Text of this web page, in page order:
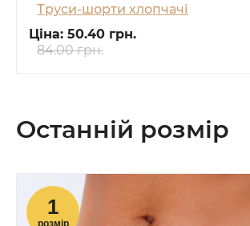
Труси-шорти хлопчачі
Ціна: 50.40 грн.
84.00 грн.
Останній розмір